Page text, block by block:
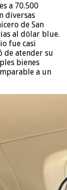
a 70.500
diversas
de San
al dólar blue.
fue casi
de atender su
bienes
a un